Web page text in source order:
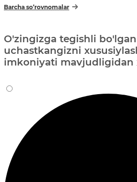
Barcha so‘rovnomalar
O'zingizga tegishli
uchastkangizni
imkoniyati mavjudligidan